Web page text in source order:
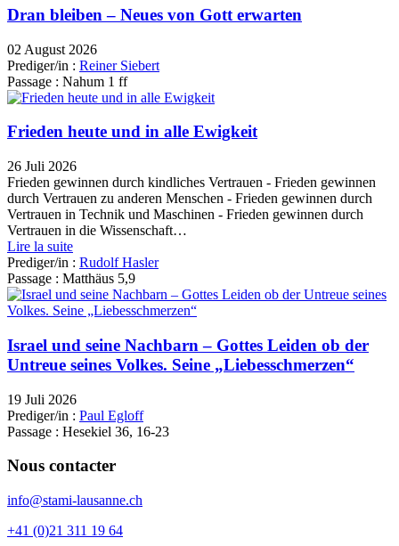
Dran bleiben – Neues von Gott erwarten
02 August 2026
Prediger/in : Reiner Siebert
Passage : Nahum 1 ff
Frieden heute und in alle Ewigkeit
26 Juli 2026
Frieden gewinnen durch kindliches Vertrauen - Frieden gewinnen
durch Vertrauen zu anderen Menschen - Frieden gewinnen durch
Vertrauen in Technik und Maschinen - Frieden gewinnen durch
Vertrauen in die Wissenschaft…
Lire la suite
Prediger/in : Rudolf Hasler
Passage : Matthäus 5,9
Israel und seine Nachbarn – Gottes Leiden ob der
Untreue seines Volkes. Seine „Liebesschmerzen“
19 Juli 2026
Prediger/in : Paul Egloff
Passage : Hesekiel 36, 16-23
Nous contacter
info@stami-lausanne.ch
+41 (0)21 311 19 64